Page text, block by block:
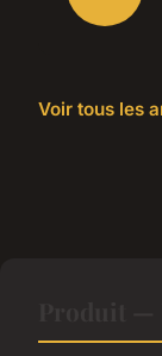
Voir tous les